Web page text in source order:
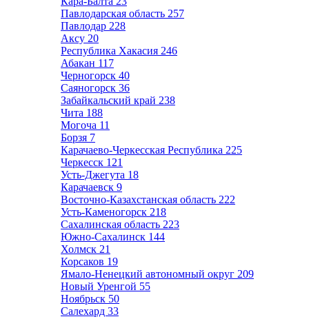
Павлодарская область 257
Павлодар 228
Аксу 20
Республика Хакасия 246
Абакан 117
Черногорск 40
Саяногорск 36
Забайкальский край 238
Чита 188
Могоча 11
Борзя 7
Карачаево-Черкесская Республика 225
Черкесск 121
Усть-Джегута 18
Карачаевск 9
Восточно-Казахстанская область 222
Усть-Каменогорск 218
Сахалинская область 223
Южно-Сахалинск 144
Холмск 21
Корсаков 19
Ямало-Ненецкий автономный округ 209
Новый Уренгой 55
Ноябрьск 50
Салехард 33